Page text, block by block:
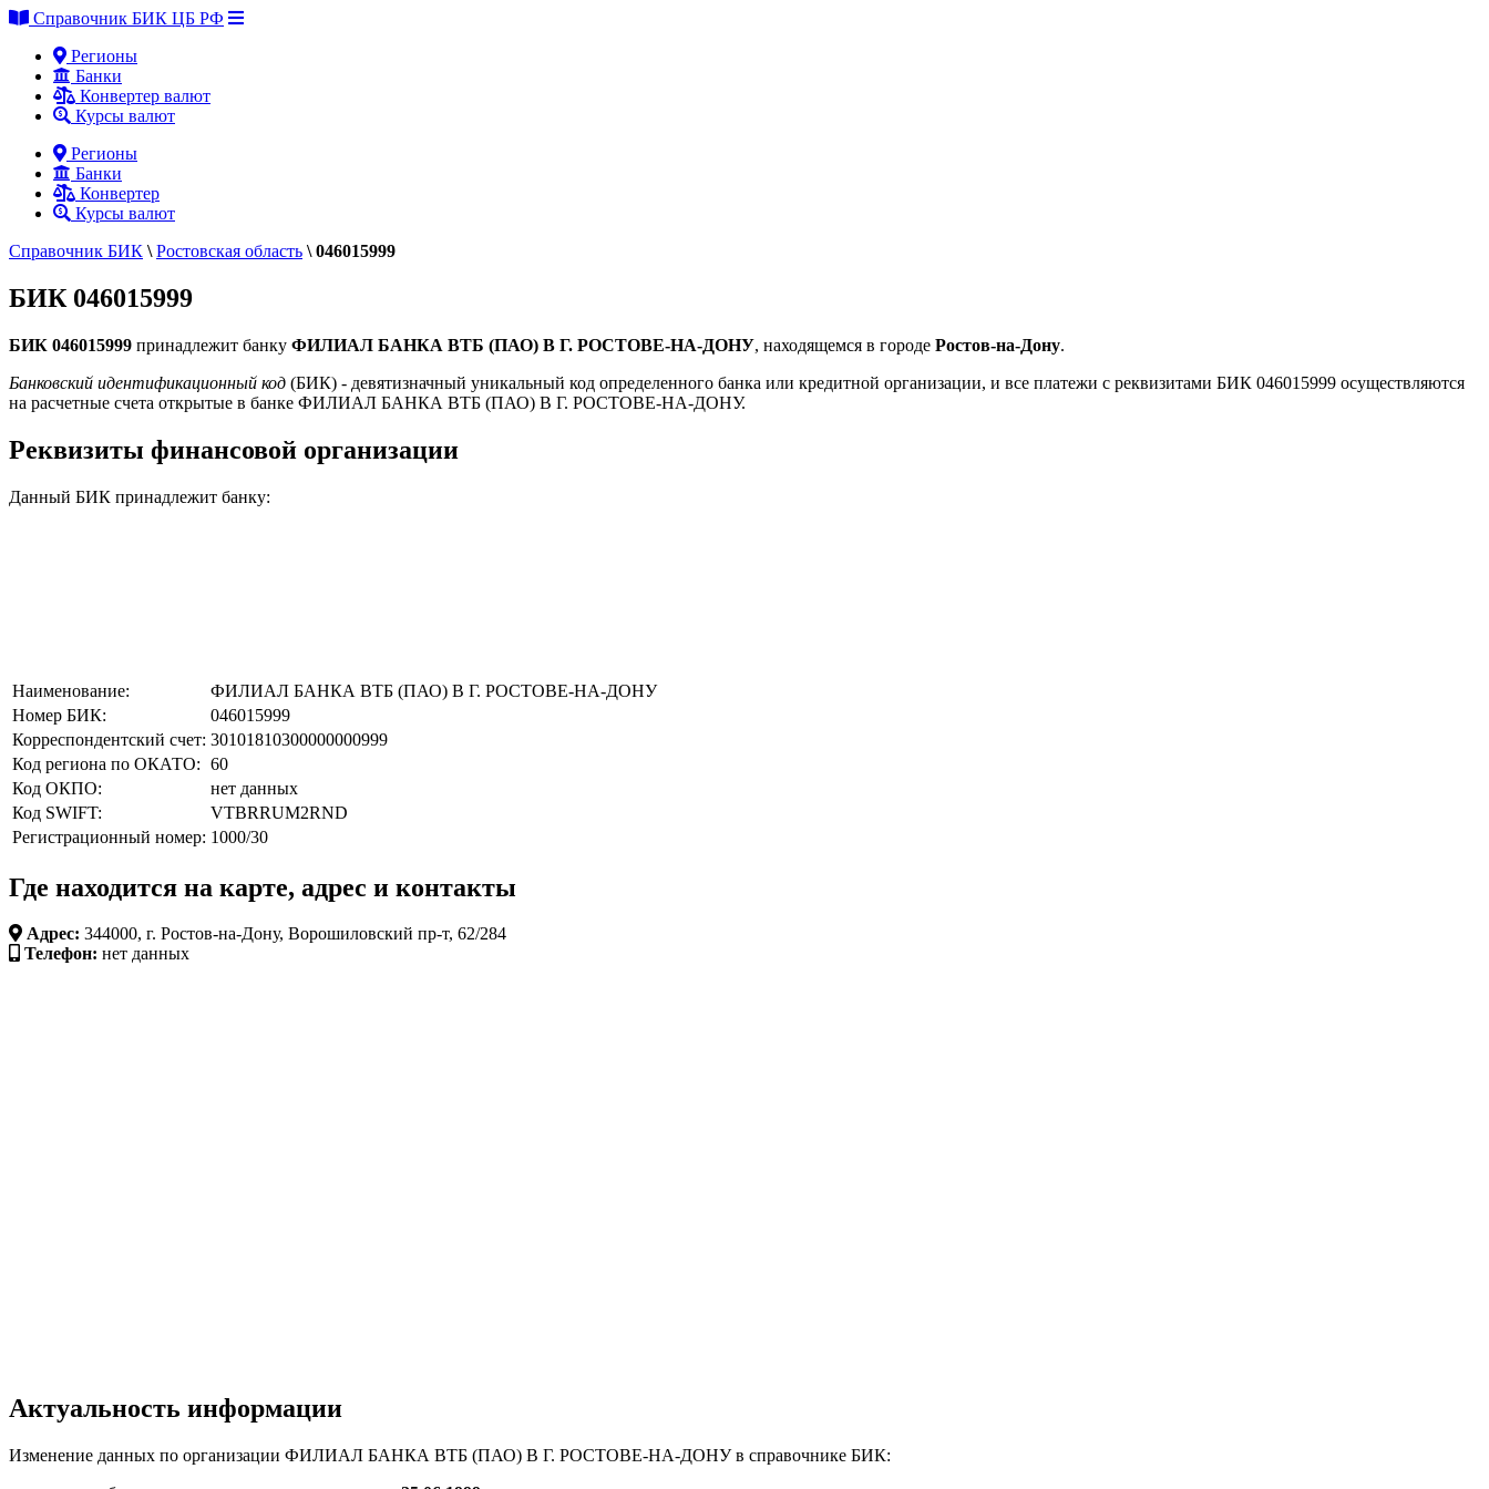
Справочник БИК ЦБ РФ
Регионы
Банки
Конвертер валют
Курсы валют
Регионы
Банки
Конвертер
Курсы валют
Справочник БИК \ Ростовская область \ 046015999
БИК 046015999
БИК 046015999 принадлежит банку ФИЛИАЛ БАНКА ВТБ (ПАО) В Г. РОСТОВЕ-НА-ДОНУ, находящемся в городе Ростов-на-Дону.
Банковский идентификационный код (БИК) - девятизначный уникальный код определенного банка или кредитной организации, и все платежи с реквизитами БИК 046015999 осуществляются
на расчетные счета открытые в банке ФИЛИАЛ БАНКА ВТБ (ПАО) В Г. РОСТОВЕ-НА-ДОНУ.
Реквизиты финансовой организации
Данный БИК принадлежит банку:
Наименование:
ФИЛИАЛ БАНКА ВТБ (ПАО) В Г. РОСТОВЕ-НА-ДОНУ
Номер БИК:
046015999
Корреспондентский счет: 30101810300000000999
Код региона по ОКАТО: 60
Код ОКПО:
нет данных
Код SWIFT:
VTBRRUM2RND
Регистрационный номер: 1000/30
Где находится на карте, адрес и контакты
Адрес: 344000, г. Ростов-на-Дону, Ворошиловский пр-т, 62/284
Телефон: нет данных
Актуальность информации
Изменение данных по организации ФИЛИАЛ БАНКА ВТБ (ПАО) В Г. РОСТОВЕ-НА-ДОНУ в справочнике БИК: